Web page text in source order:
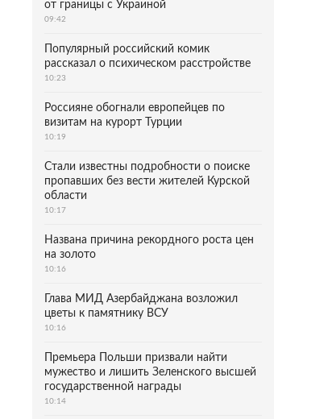
от границы с Украиной
09:42
Популярный российский комик
рассказал о психическом расстройстве
10:23
Россияне обогнали европейцев по
визитам на курорт Турции
10:19
Стали известны подробности о поиске
пропавших без вести жителей Курской
области
10:17
Названа причина рекордного роста цен
на золото
10:16
Глава МИД Азербайджана возложил
цветы к памятнику ВСУ
10:16
Премьера Польши призвали найти
мужество и лишить Зеленского высшей
государственной награды
10:14